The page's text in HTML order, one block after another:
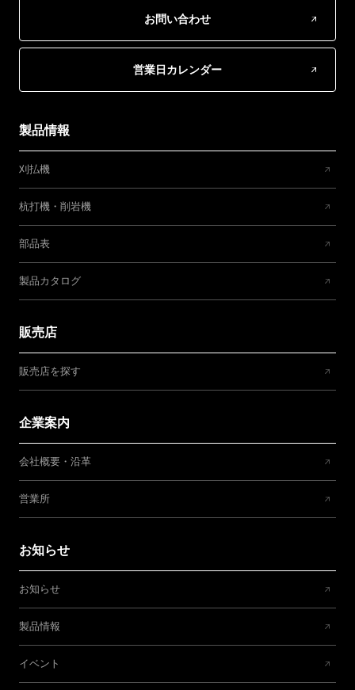
お問い合わせ
営業日カレンダー
製品情報
刈払機
杭打機・削岩機
部品表
製品カタログ
販売店
販売店を探す
企業案内
会社概要・沿革
営業所
お知らせ
お知らせ
製品情報
イベント